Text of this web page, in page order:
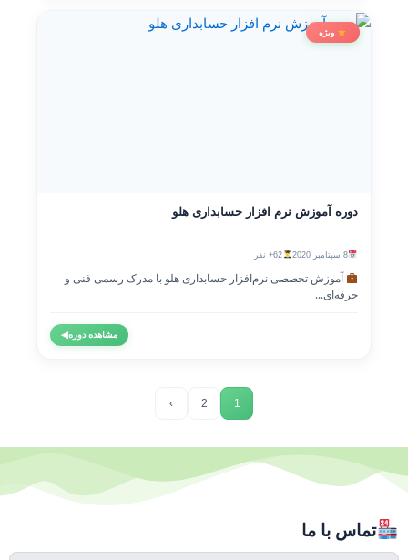
ویژه
دوره آموزش نرم افزار حسابداری هلو
8 سپتامبر 2020 62+ نفر
آموزش تخصصی نرم‌افزار حسابداری هلو با مدرک رسمی فنی و
حرفه‌ای...
مشاهده دوره◀
1
2
›
تماس با ما